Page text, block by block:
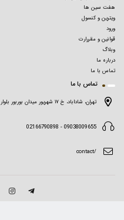
هفت سین ها
ویترین و کنسول
ورود
قوانین و مقررارت
وبلاگ
درباره ما
تماس با ما
تماس با ما
تهران، شاداباد، خ ۱۷ شهریور میدان بوربور بلوار عبدالرحیمی کوچه سوم پلاک ۱۱
09038009655 - 02166790898
/contact